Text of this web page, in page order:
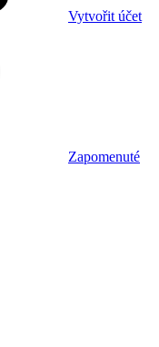
Vytvořit účet
Zapomenuté